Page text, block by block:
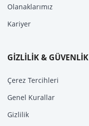
Olanaklarımız
Kariyer
GİZLİLİK & GÜVENLİK
Çerez Tercihleri
Genel Kurallar
Gizlilik